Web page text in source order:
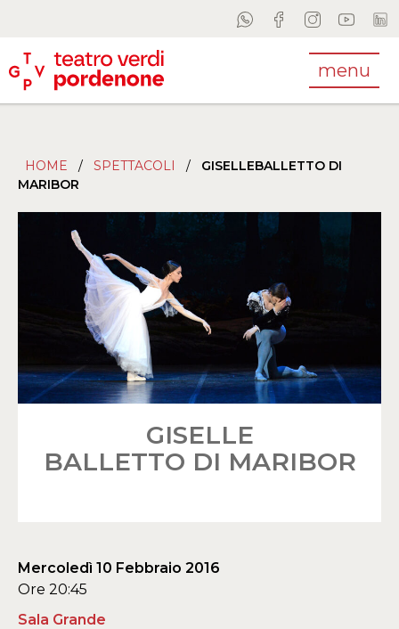
menu
HOME / SPETTACOLI /
GISELLEBALLETTO DI
MARIBOR
GISELLE
BALLETTO DI MARIBOR
Mercoledì 10 Febbraio 2016
Ore 20:45
Sala Grande